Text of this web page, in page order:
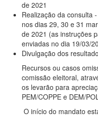
de 2021
Realização da consulta
nos dias 29, 30 e 31
de 2021 (as instruções
enviadas no dia 19/03/
Divulgação dos
Recursos ou casos
comissão eleitoral,
os levarão para
PEM/COPPE e DEM/
O início do mandato